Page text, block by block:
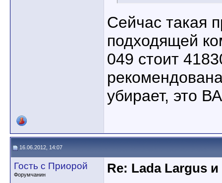
Сейчас такая
подходящей
049 стоит
убирает, это
16.06.2012, 14:07
Гость с Приорой
Форумчанин
Re: Lada Largus